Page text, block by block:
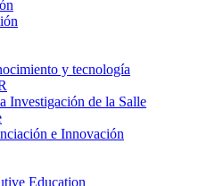
y tecnología
Investigación de la Salle
e Innovación
Education